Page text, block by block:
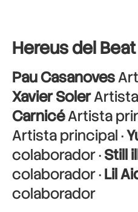
Hereus del Beat
Pau Casanoves
Xavier SolerArtista
CarnicéArtista
Artista principal ·
colaborador ·Still
colaborador ·Lil
colaborador